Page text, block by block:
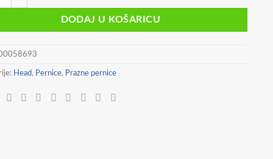
DODAJ U KOŠARICU
Head, Pernice, Prazne pernice